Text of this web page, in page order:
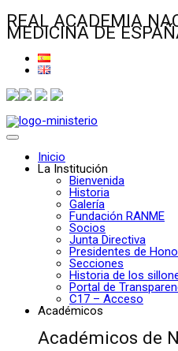
REAL ACADEMIA
MEDICINA DE
Inicio
La Institución
Bienvenida
Historia
Galería
Fundación RANME
Socios
Junta Directiva
Presidentes de
Secciones
Historia de los
Portal de
C17 – Acceso
Académicos
Académicos de